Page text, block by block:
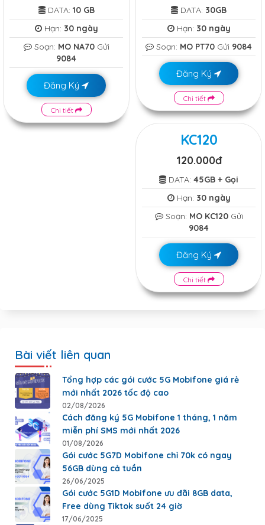
DATA: 10 GB
Hạn: 30 ngày
Soạn: MO NA70Gửi
9084
Đăng Ký
Chi tiết
DATA: 30GB
Hạn: 30 ngày
Soạn: MO PT70 Gửi 9084
Đăng Ký
Chi tiết
KC120
120.000đ
DATA: 45GB + Gọi
Hạn: 30 ngày
Soạn: MO KC120Gửi
9084
Đăng Ký
Chi tiết
Bài viết liên quan
Tổng hợp các gói cước 5G Mobifone giá rẻ
mới nhất 2026 tốc độ cao
02/08/2026
Cách đăng ký 5G Mobifone 1 tháng, 1 năm
miễn phí SMS mới nhất 2026
01/08/2026
Gói cước 5G7D Mobifone chỉ 70k có ngay
56GB dùng cả tuần
26/06/2025
Gói cước 5G1D Mobifone ưu đãi 8GB data,
Free dùng Tiktok suốt 24 giờ
17/06/2025